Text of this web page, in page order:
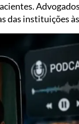
das instituições